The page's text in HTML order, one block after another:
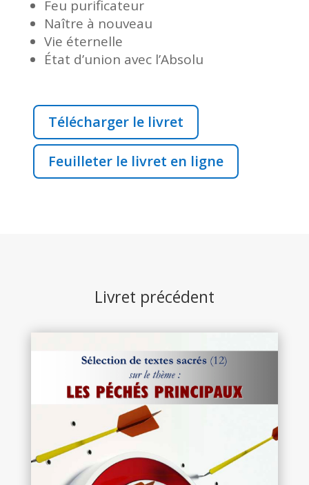
Feu purificateur
Naître à nouveau
Vie éternelle
État d’union avec l’Absolu
Télécharger le livret
Feuilleter le livret en ligne
Livret précédent